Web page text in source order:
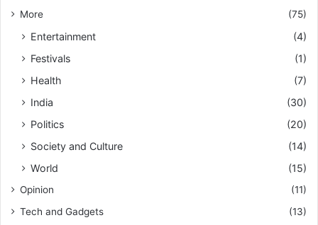
More (75)
Entertainment
(4)
Festivals
(1)
Health
(7)
India
(30)
Politics
(20)
Society and Culture
(14)
World
(15)
Opinion
(11)
Tech and Gadgets
(13)